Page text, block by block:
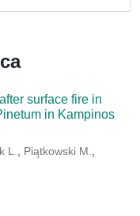
surface fire in
in Kampinos
L. Piątkowski M.